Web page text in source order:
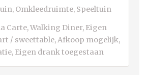
Omkleedruimte, Speeltuin
Carte, Walking Diner, Eigen
/ sweettable, Afkoop mogelijk,
Eigen drank toegestaan